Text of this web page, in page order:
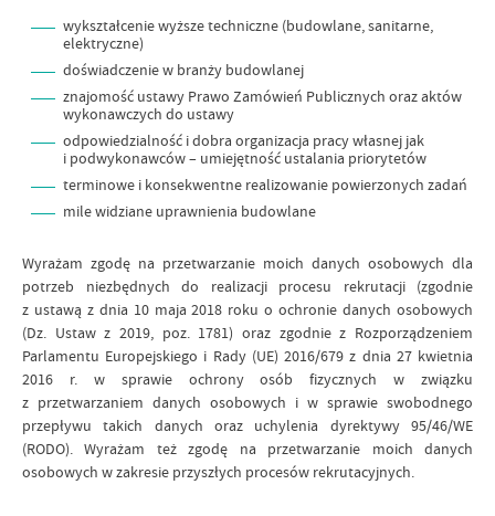
wykształcenie wyższe techniczne (budowlane, sanitarne,
elektryczne)
doświadczenie w branży budowlanej
znajomość ustawy Prawo Zamówień Publicznych oraz aktów
wykonawczych do ustawy
odpowiedzialność i dobra organizacja pracy własnej jak
i podwykonawców – umiejętność ustalania priorytetów
terminowe i konsekwentne realizowanie powierzonych zadań
mile widziane uprawnienia budowlane
Wyrażam zgodę na przetwarzanie moich danych osobowych dla
potrzeb niezbędnych do realizacji procesu rekrutacji (zgodnie
z ustawą z dnia 10 maja 2018 roku o ochronie danych osobowych
(Dz. Ustaw z 2019, poz. 1781) oraz zgodnie z Rozporządzeniem
Parlamentu Europejskiego i Rady (UE) 2016/679 z dnia 27 kwietnia
2016 r. w sprawie ochrony osób fizycznych w związku
z przetwarzaniem danych osobowych i w sprawie swobodnego
przepływu takich danych oraz uchylenia dyrektywy 95/46/WE
(RODO). Wyrażam też zgodę na przetwarzanie moich danych
osobowych w zakresie przyszłych procesów rekrutacyjnych.